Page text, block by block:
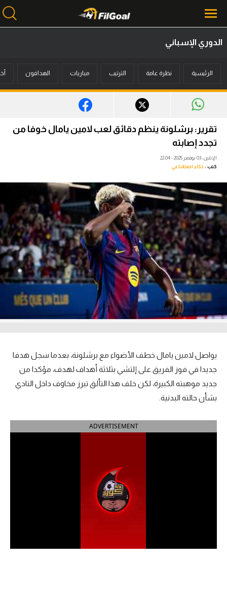
أخبار
ميركاتو
فانتازي في الجول
مسابقة التوقعات
فيديوهات
عدسات
آراء حرة
ركن الألعاب
بطولات
أمريكا 2026
الدوري الإنجليزي الممتاز
الدوري الإسباني
الدوري الإسباني
الرئيسية نظرة عامة الترتيب مباريات الهدافون
تقرير: برشلونة ينظم دقائق لعب لامين يامال خوفا من
تجدد إصابته
الإثنين، 03 نوفمبر 2025 - 22:04
كتب : ذكاء اصطناعي
يواصل لامين يامال خطف الأضواء مع برشلونة، بعدما سجل هدفا
جديدا في فوز الفريق على إلتشي بثلاثة أهداف لهدف، مؤكدا من
جديد موهبته الكبيرة، لكن خلف هذا التألق تبرز مخاوف داخل النادي
بشأن حالته البدنية.
ADVERTISEMENT